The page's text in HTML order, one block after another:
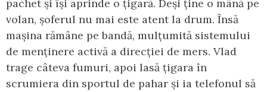
pachet și își aprinde o țigară. Deși ține o mână pe
volan, șoferul nu mai este atent la drum. Însă
mașina rămâne pe bandă, mulțumită sistemului
de menținere activă a direcției de mers. Vlad
trage câteva fumuri, apoi lasă țigara în
scrumiera din sportul de pahar și ia telefonul să